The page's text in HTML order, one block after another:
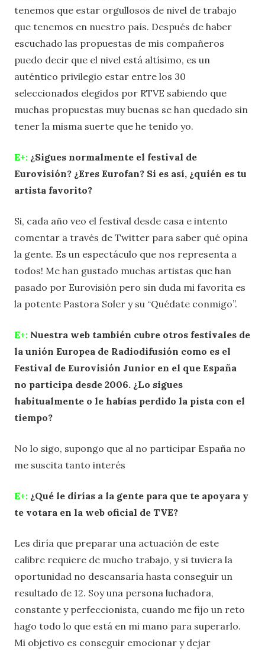
tenemos que estar orgullosos de nivel de trabajo
que tenemos en nuestro país. Después de haber
escuchado las propuestas de mis compañeros
puedo decir que el nivel está altísimo, es un
auténtico privilegio estar entre los 30
seleccionados elegidos por RTVE sabiendo que
muchas propuestas muy buenas se han quedado sin
tener la misma suerte que he tenido yo.
E+: ¿Sigues normalmente el festival de
Eurovisión? ¿Eres Eurofan? Si es así, ¿quién es tu
artista favorito?
Si, cada año veo el festival desde casa e intento
comentar a través de Twitter para saber qué opina
la gente. Es un espectáculo que nos representa a
todos! Me han gustado muchas artistas que han
pasado por Eurovisión pero sin duda mi favorita es
la potente Pastora Soler y su “Quédate conmigo”.
E+: Nuestra web también cubre otros festivales de
la unión Europea de Radiodifusión como es el
Festival de Eurovisión Junior en el que España
no participa desde 2006. ¿Lo sigues
habitualmente o le habías perdido la pista con el
tiempo?
No lo sigo, supongo que al no participar España no
me suscita tanto interés
E+: ¿Qué le dirías a la gente para que te apoyara y
te votara en la web oficial de TVE?
Les diría que preparar una actuación de este
calibre requiere de mucho trabajo, y si tuviera la
oportunidad no descansaría hasta conseguir un
resultado de 12. Soy una persona luchadora,
constante y perfeccionista, cuando me fijo un reto
hago todo lo que está en mi mano para superarlo.
Mi objetivo es conseguir emocionar y dejar